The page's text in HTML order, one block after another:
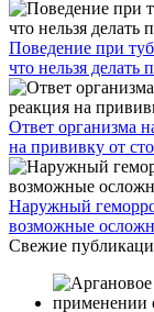
Поведение при
что нельзя
Ответ организма
на прививку от
Наружный
возможные
Свежие